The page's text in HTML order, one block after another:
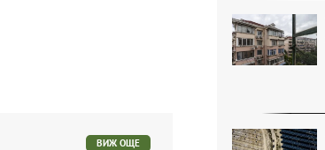
ВИЖ ОЩЕ